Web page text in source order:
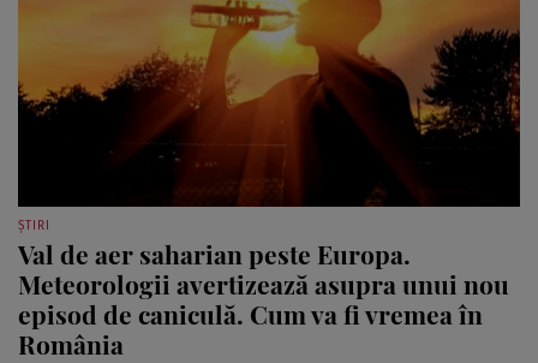
ȘTIRI
Val de aer saharian peste Europa.
Meteorologii avertizează asupra unui nou
episod de caniculă. Cum va fi vremea în
România